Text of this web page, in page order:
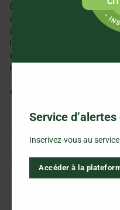
Opérationnel (PAFIO) de la
désormais disponible. Ce
d’aménagement forestier
la Loi sur l’aménagement
délégation de gestion
ministère des Ressources
Vous pouvez consulter le
Service
Inscrivez-vous au
Accéder à la